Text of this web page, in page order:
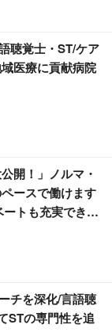
聴覚士・ST/ケア
医療に貢献病院
開！」ノルマ・
ースで働けます
トも充実できま
チを深化/言語聴
STの専門性を追